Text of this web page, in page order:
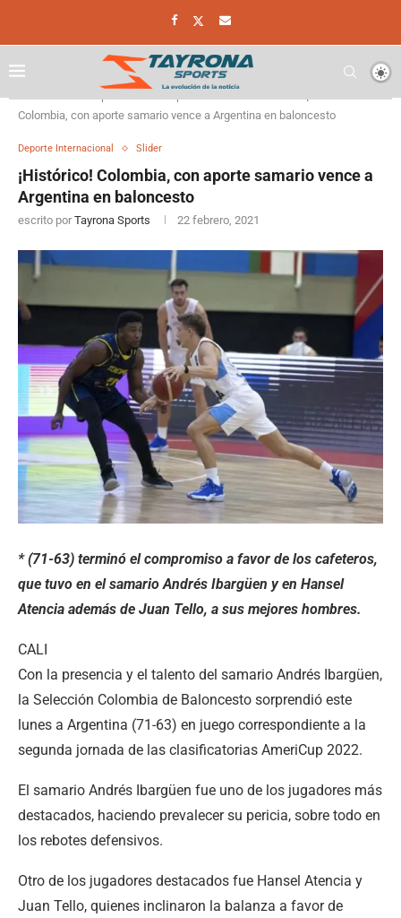
Colombia, con aporte samario vence a Argentina en baloncesto
Deporte Internacional Slider
¡Histórico! Colombia, con aporte samario vence a
Argentina en baloncesto
escrito por Tayrona Sports 22 febrero, 2021
* (71-63) terminó el compromiso a favor de los cafeteros,
que tuvo en el samario Andrés Ibargüen y en Hansel
Atencia además de Juan Tello, a sus mejores hombres.
CALI
Con la presencia y el talento del samario Andrés Ibargüen,
la Selección Colombia de Baloncesto sorprendió este
lunes a Argentina (71-63) en juego correspondiente a la
segunda jornada de las clasificatorias AmeriCup 2022.
El samario Andrés Ibargüen fue uno de los jugadores más
destacados, haciendo prevalecer su pericia, sobre todo en
los rebotes defensivos.
Otro de los jugadores destacados fue Hansel Atencia y
Juan Tello, quienes inclinaron la balanza a favor de